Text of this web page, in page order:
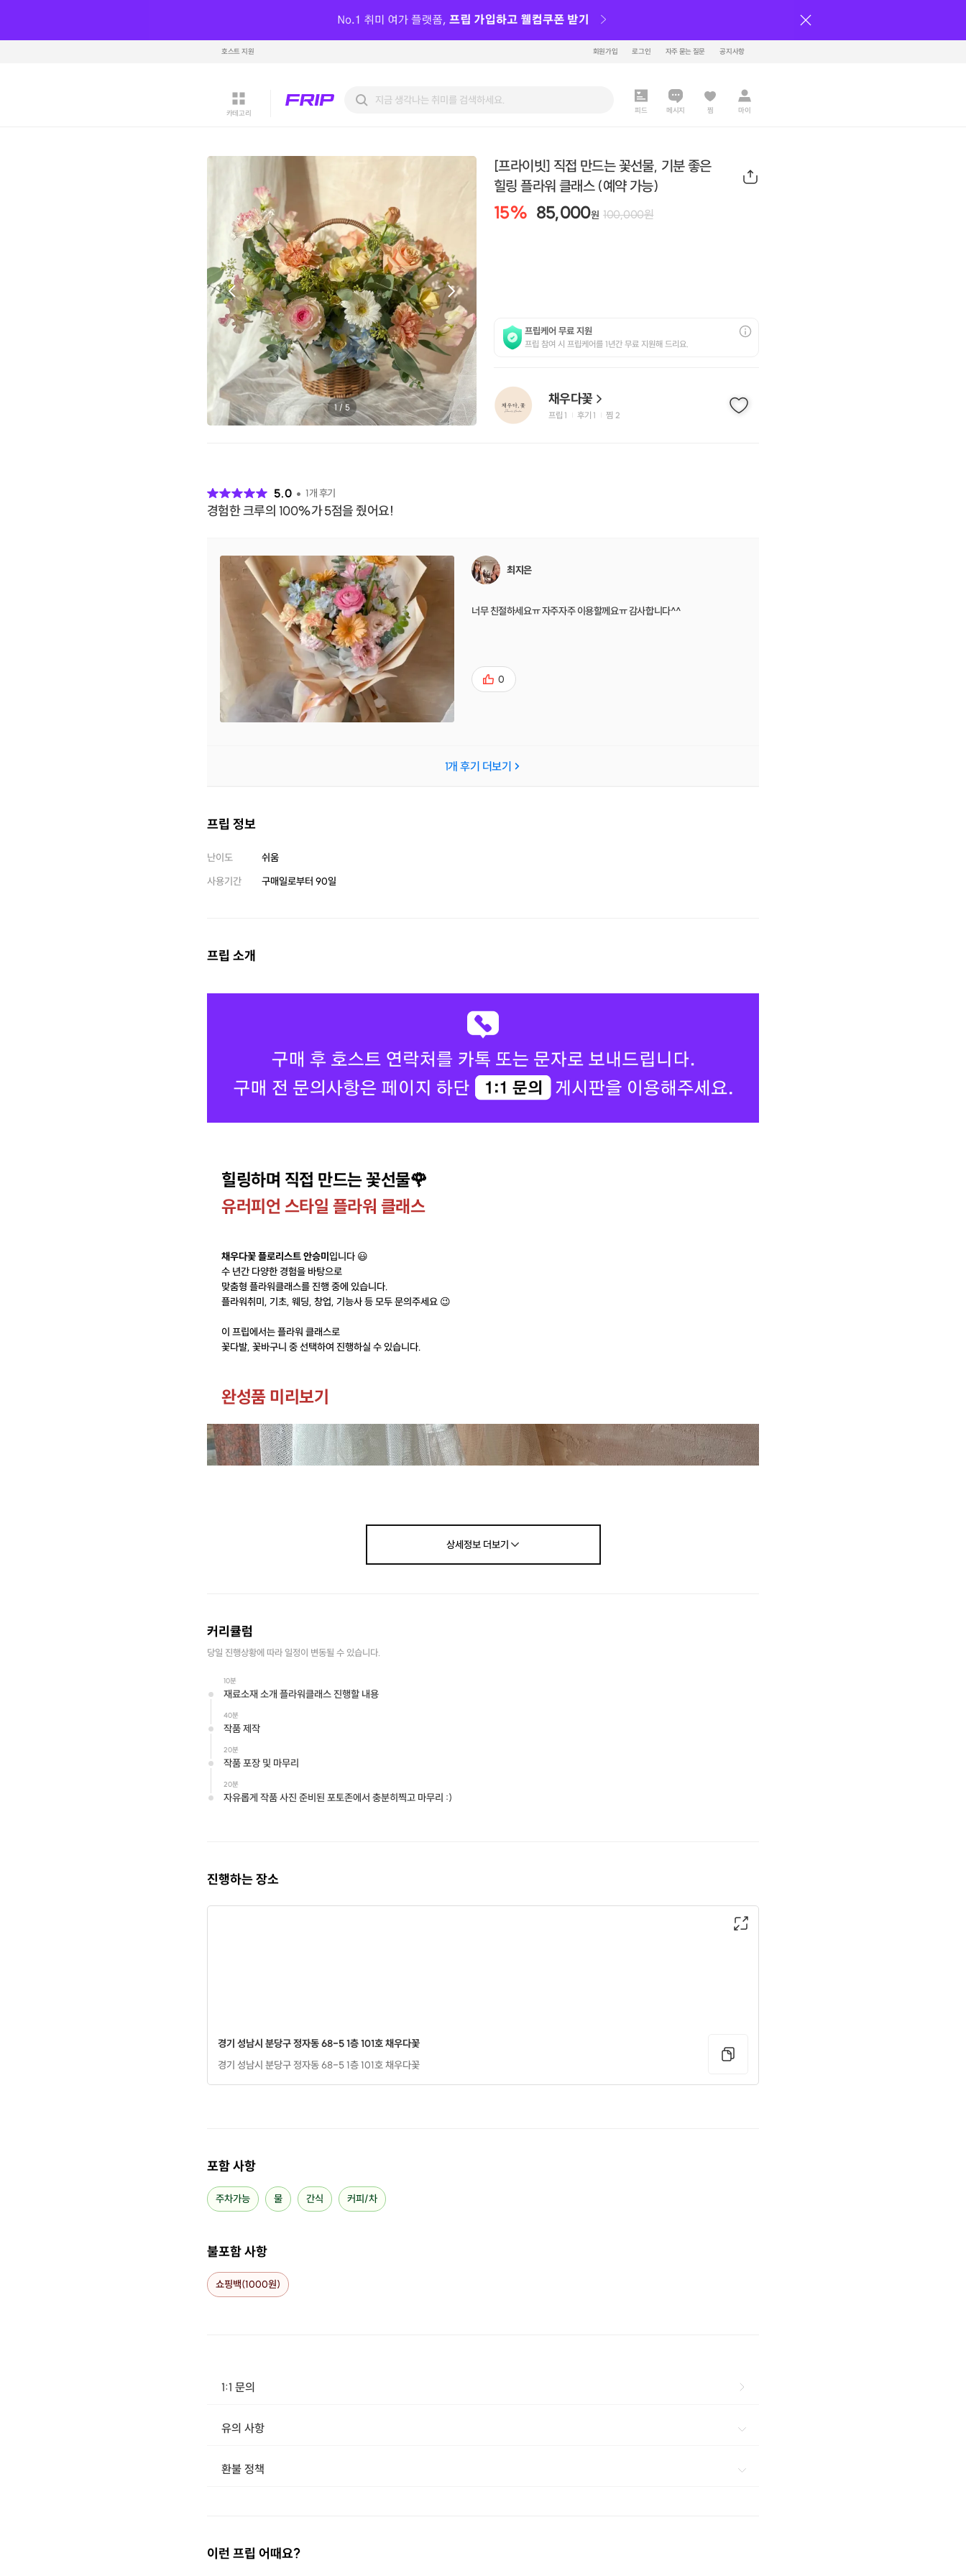
호스트 지원 회원가입 로그인 자주 묻는 질문 공지사항
카테고리 피드 메시지 찜 마이
1 / 5
[프라이빗] 직접 만드는 꽃선물, 기분 좋은
힐링 플라워 클래스 (예약 가능)
15% 85,000원 100,000원
프립케어 무료 지원
프립 참여 시 프립케어를 1년간 무료 지원해 드리요.
채우다꽃
프립 1 후기 1 찜 2
5.0 1개 후기
경험한 크루의 100%가 5점을 줬어요!
최지은
너무 친절하세요ㅠ 자주자주 이용할께요ㅠ 감사합니다^^
0
1개 후기 더보기
프립 정보
난이도
쉬움
사용기간
구매일로부터 90일
프립 소개
힐링하며 직접 만드는 꽃선물🌹
유러피언 스타일 플라워 클래스
채우다꽃 플로리스트 안승미입니다 😃
수 년간 다양한 경험을 바탕으로
맞춤형 플라워클래스를 진행 중에 있습니다.
플라워취미, 기초, 웨딩, 창업, 기능사 등 모두 문의주세요 😉
이 프립에서는 플라워 클래스로
꽃다발, 꽃바구니 중 선택하여 진행하실 수 있습니다.
완성품 미리보기
상세정보더보기
커리큘럼
당일 진행상황에 따라 일정이 변동될 수 있습니다.
10분
재료소재 소개 플라워클래스 진행할 내용
40분
작품 제작
20분
작품 포장 및 마무리
20분
자유롭게 작품 사진 준비된 포토존에서 충분히찍고 마무리 :)
진행하는 장소
경기 성남시 분당구 정자동 68-5 1층 101호 채우다꽃
경기 성남시 분당구 정자동 68-5 1층 101호 채우다꽃
포함 사항
주차가능 물 간식 커피/차
불포함 사항
쇼핑백(1000원)
1:1 문의
유의 사항
환불 정책
이런 프립 어때요?